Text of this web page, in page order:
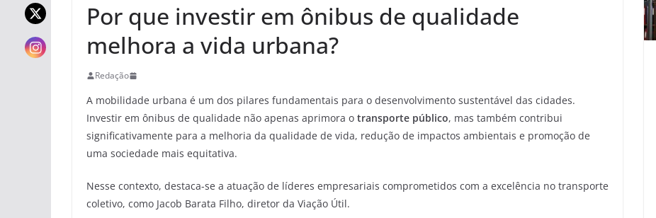
Por que investir em ônibus de qualidade
melhora a vida urbana?
Redação
A mobilidade urbana é um dos pilares fundamentais para o desenvolvimento sustentável das cidades.
Investir em ônibus de qualidade não apenas aprimora o transporte público, mas também contribui
significativamente para a melhoria da qualidade de vida, redução de impactos ambientais e promoção de
uma sociedade mais equitativa.
Nesse contexto, destaca-se a atuação de líderes empresariais comprometidos com a excelência no transporte
coletivo, como Jacob Barata Filho, diretor da Viação Útil.